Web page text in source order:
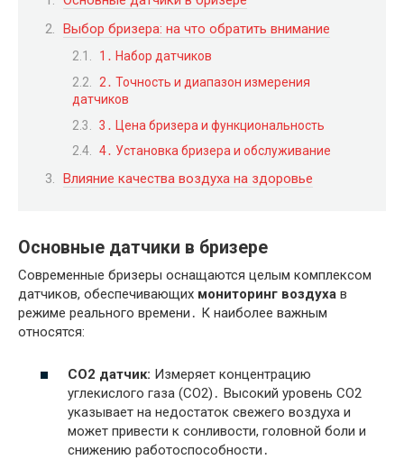
Выбор бризера: на что обратить внимание
1․ Набор датчиков
2․ Точность и диапазон измерения
датчиков
3․ Цена бризера и функциональность
4․ Установка бризера и обслуживание
Влияние качества воздуха на здоровье
Основные датчики в бризере
Современные бризеры оснащаются целым комплексом
датчиков, обеспечивающих мониторинг воздуха в
режиме реального времени․ К наиболее важным
относятся:
CO2 датчик: Измеряет концентрацию
углекислого газа (CO2)․ Высокий уровень CO2
указывает на недостаток свежего воздуха и
может привести к сонливости, головной боли и
снижению работоспособности․